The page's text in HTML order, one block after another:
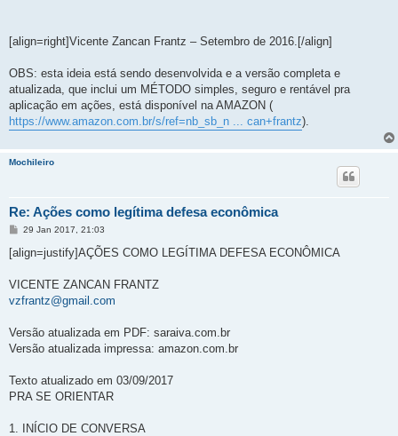
[align=right]Vicente Zancan Frantz – Setembro de 2016.[/align]
OBS: esta ideia está sendo desenvolvida e a versão completa e
atualizada, que inclui um MÉTODO simples, seguro e rentável pra
aplicação em ações, está disponível na AMAZON (
https://www.amazon.com.br/s/ref=nb_sb_n ... can+frantz).
Mochileiro
Re: Ações como legítima defesa econômica
M
n
g
m
29 Jan 2017, 21:03
[align=justify]AÇÕES COMO LEGÍTIMA DEFESA ECONÔMICA
VICENTE ZANCAN FRANTZ
vzfrantz@gmail.com
Versão atualizada em PDF: saraiva.com.br
Versão atualizada impressa: amazon.com.br
Texto atualizado em 03/09/2017
PRA SE ORIENTAR
1. INÍCIO DE CONVERSA